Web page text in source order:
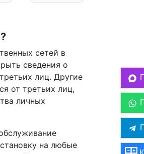
сетей в
сведения о
лиц. Другие
от третьих лиц,
личных
на любые